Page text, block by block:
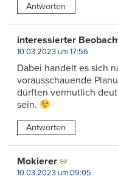
Antworten
interessierter
10.03.2023 um 17:56
Dabei handelt es sich
vorausschauende
dürften vermutlich
sein.
Antworten
Mokierer
10.03.2023 um 09:05